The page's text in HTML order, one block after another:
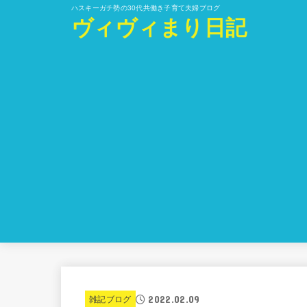
ハスキーガチ勢の30代共働き子育て夫婦ブログ
ヴィヴィまり日記
雑記ブログ 2022.02.09